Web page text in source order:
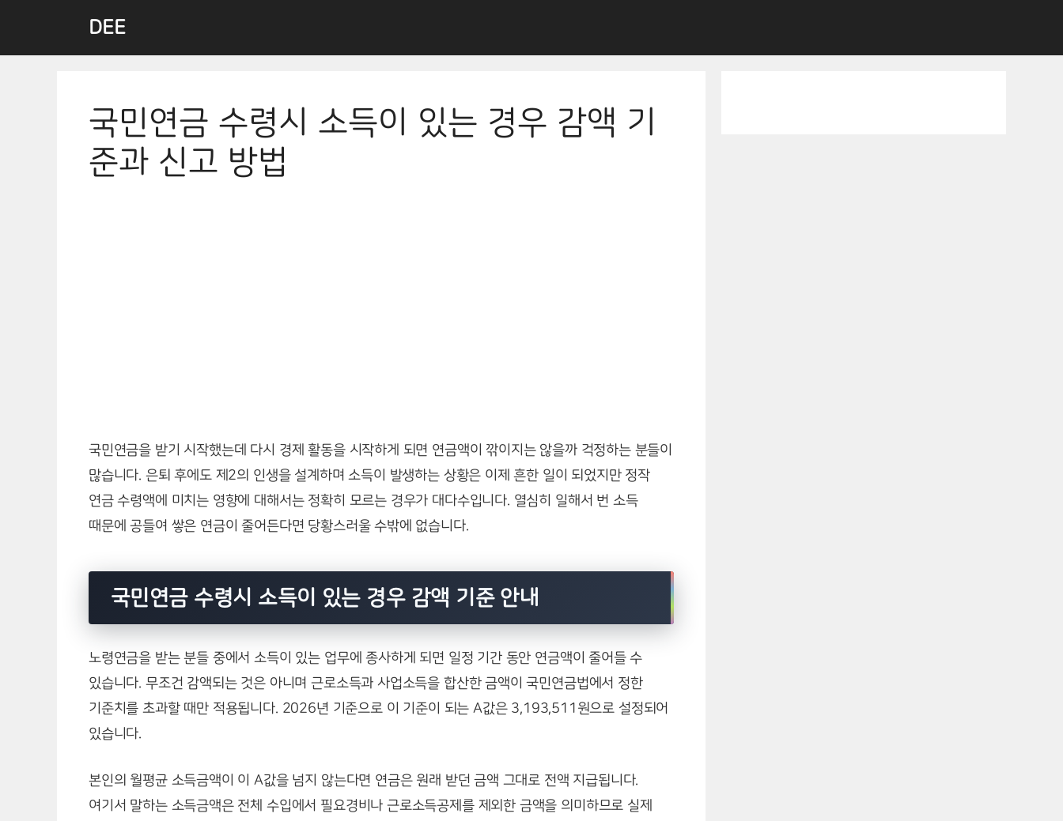
content
DEE
국민연금 수령시 소득이 있는 경우 감액 기
준과 신고 방법
국민연금을 받기 시작했는데 다시 경제 활동을 시작하게 되면 연금액이 깎이지는 않을까 걱정하는 분들이
많습니다. 은퇴 후에도 제2의 인생을 설계하며 소득이 발생하는 상황은 이제 흔한 일이 되었지만 정작
연금 수령액에 미치는 영향에 대해서는 정확히 모르는 경우가 대다수입니다. 열심히 일해서 번 소득
때문에 공들여 쌓은 연금이 줄어든다면 당황스러울 수밖에 없습니다.
국민연금 수령시 소득이 있는 경우 감액 기준 안내
노령연금을 받는 분들 중에서 소득이 있는 업무에 종사하게 되면 일정 기간 동안 연금액이 줄어들 수
있습니다. 무조건 감액되는 것은 아니며 근로소득과 사업소득을 합산한 금액이 국민연금법에서 정한
기준치를 초과할 때만 적용됩니다. 2026년 기준으로 이 기준이 되는 A값은 3,193,511원으로 설정되어
있습니다.
본인의 월평균 소득금액이 이 A값을 넘지 않는다면 연금은 원래 받던 금액 그대로 전액 지급됩니다.
여기서 말하는 소득금액은 전체 수입에서 필요경비나 근로소득공제를 제외한 금액을 의미하므로 실제